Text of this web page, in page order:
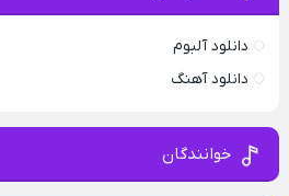
دانلود آلبوم
دانلود آهنگ
خوانندگان